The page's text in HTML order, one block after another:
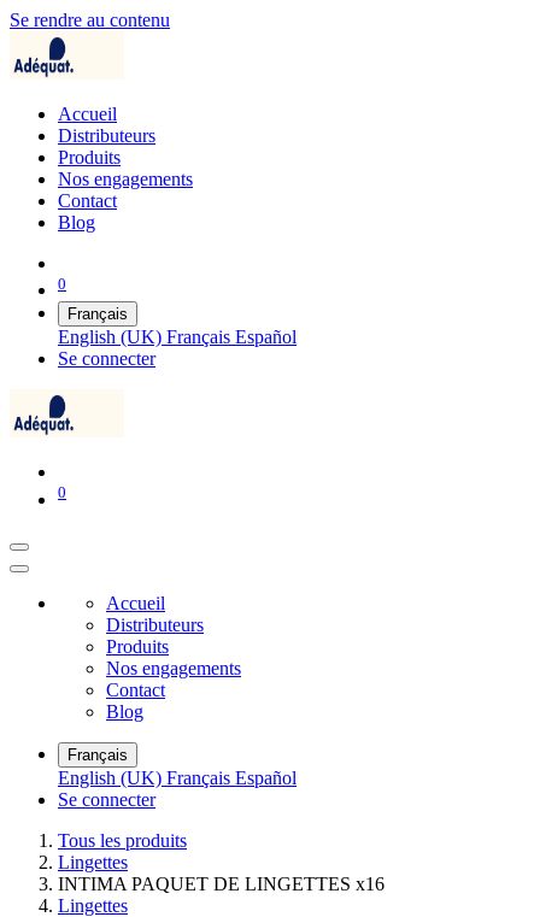
Se rendre au contenu
Accueil
Distributeurs
Produits
Nos engagements
Contact
Blog
0
Français
English (UK) Français Español
Se connecter
0
Accueil
Distributeurs
Produits
Nos engagements
Contact
Blog
Français
English (UK) Français Español
Se connecter
Tous les produits
Lingettes
INTIMA PAQUET DE LINGETTES x16
Lingettes